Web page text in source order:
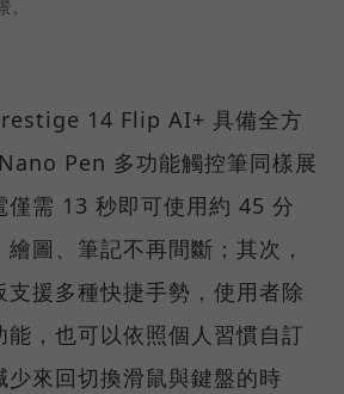
14 Flip AI+ 具備全方
Pen 多功能觸控筆同樣展
僅需 13 秒即可使用約 45 分
圖、筆記不再間斷；其次，
支援多種快捷手勢，使用者除
，也可以依照個人習慣自訂
來回切換滑鼠與鍵盤的時